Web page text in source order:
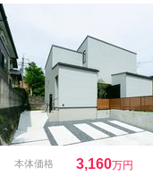
本体価格 3,160万円